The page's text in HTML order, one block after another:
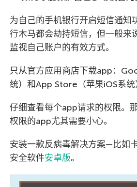
为自己的手机银行开启短信通知
行木马都会劫持短信，但一般来
监视自己账户的有效方式。
只从官方应用商店下载app：
统）和App Store（苹果iOS系统
仔细查看每个app请求的权限。
权限的app尤其需要小心。
安装一款反病毒解决方案—比如
安全软件安卓版。